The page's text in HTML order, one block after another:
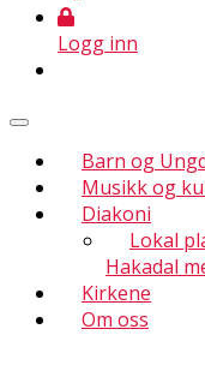
Logg inn
Barn og
Musikk og
Diakoni
Lokal
Hakadal
Kirkene
Om oss